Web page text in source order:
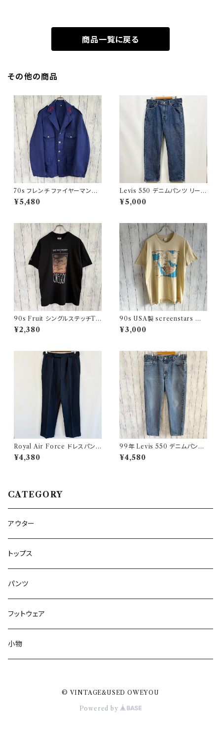
商品一覧に戻る
その他の商品
70s フレンチ ファイヤーマンジ
ャケット ワークジャケット ヴィン
テージ
¥5,480
Levis 550 デニムパンツ リーバ
イス ワイドデニム 3
¥5,000
90s Fruit シングルステッチTシ
ャツ プリントT
¥2,380
90s USA製 screenstars 湾
岸戦争 シングルステッチTシャ
ツ ヴィンテージTシャツ
¥3,000
Royal Air Force ドレスパンツ
イギリス軍 スラックス ミリタリ
ーパンツ 8
¥4,380
99年 Levis 550 デニムパンツ
ワイドデニム リーバイス ヴィン
テージ 21
¥4,580
CATEGORY
アウター
トップス
パンツ
フットウェア
小物
© VINTAGE&USED OWEYOU
Powered by